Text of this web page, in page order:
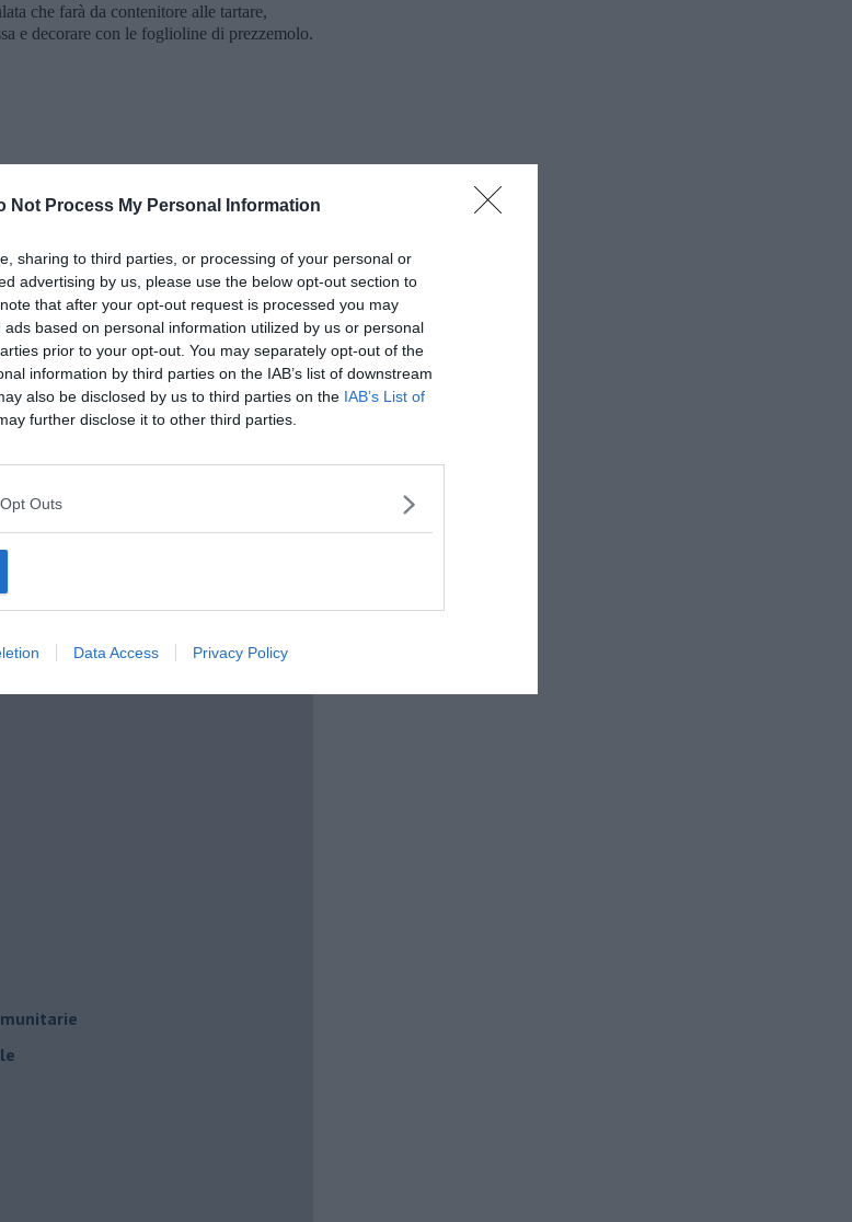
Not Process My Personal Information
sharing to third parties, or processing of your personal or
advertising by us, please use the below opt-out section to
that after your opt-out request is processed you may
based on personal information utilized by us or personal
prior to your opt-out. You may separately opt-out of the
information by third parties on the IAB’s list of downstream
also be disclosed by us to third parties on the IAB’s List of
further disclose it to other third parties.
Outs
Data Access Privacy Policy
che farà da contenitore alle tartare,
e decorare con le foglioline di prezzemolo.
Rossello